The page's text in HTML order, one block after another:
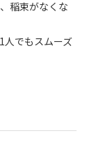
稲束がなくな
人でもスムーズ